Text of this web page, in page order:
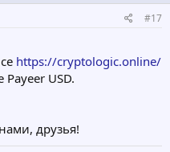
#17
https://cryptologic.online/
USD.
друзья!